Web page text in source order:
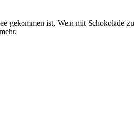
gekommen ist, Wein mit Schokolade zu